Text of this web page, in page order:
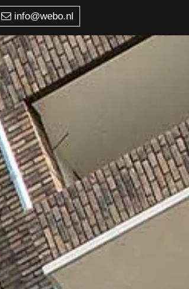
info@webo.nl